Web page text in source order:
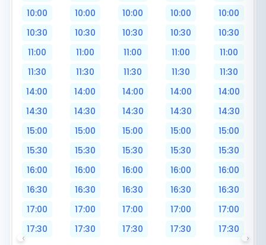
10:00
10:30
11:00
11:30
14:00
14:30
15:00
15:30
16:00
16:30
17:00
17:30
10:00
10:30
11:00
11:30
14:00
14:30
15:00
15:30
16:00
16:30
17:00
17:30
10:00
10:30
11:00
11:30
14:00
14:30
15:00
15:30
16:00
16:30
17:00
17:30
10:00
10:30
11:00
11:30
14:00
14:30
15:00
15:30
16:00
16:30
17:00
17:30
10:00
10:30
11:00
11:30
14:00
14:30
15:00
15:30
16:00
16:30
17:00
17:30